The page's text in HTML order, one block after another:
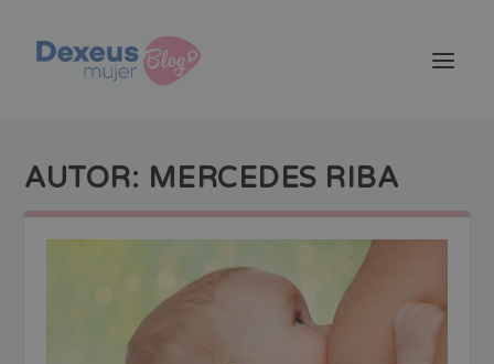
AUTOR: MERCEDES RIBA